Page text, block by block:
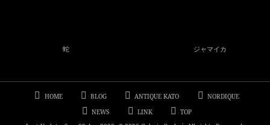
蛇 ジャマイカ
HOME BLOG ANTIQUE KATO
NORDIQUE
NEWS
LINK
TOP